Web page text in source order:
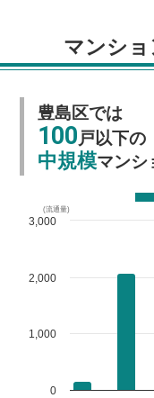
マンシ
豊島区では
100戸以下の
中規模マンシ
(流通量)
0
1,000
2,000
3,000